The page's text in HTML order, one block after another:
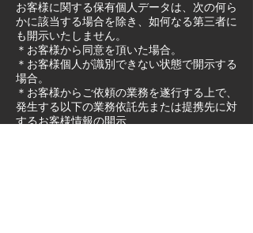
お客様に関する保有個人データは、次の何ら
かに該当する場合を除き、如何なる第三者に
も開示いたしません。
＊お客様から同意を頂いた場合。
＊お客様個人が識別できない状態で開示する
場合。
＊お客様からご依頼の業務を遂行する上で、
発生する以下の業務依託先または提携先に対
するお客様情報の開示